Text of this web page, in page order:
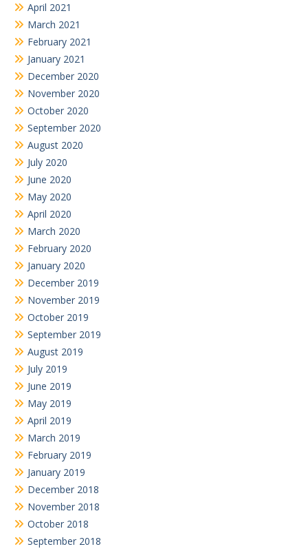
April 2021
March 2021
February 2021
January 2021
December 2020
November 2020
October 2020
September 2020
August 2020
July 2020
June 2020
May 2020
April 2020
March 2020
February 2020
January 2020
December 2019
November 2019
October 2019
September 2019
August 2019
July 2019
June 2019
May 2019
April 2019
March 2019
February 2019
January 2019
December 2018
November 2018
October 2018
September 2018